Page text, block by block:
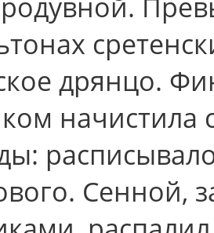
дрянцо.
начистила
Сенной,